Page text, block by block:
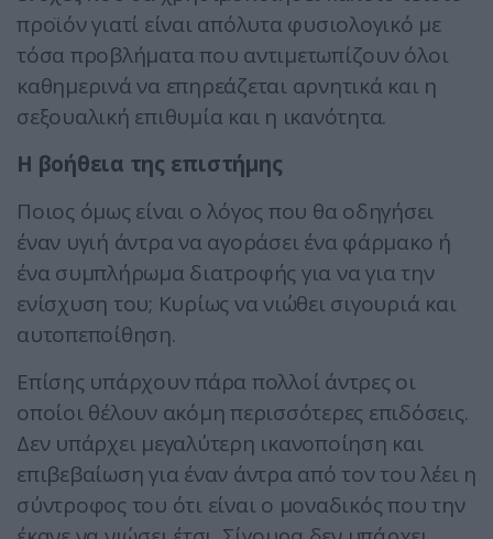
προϊόν γιατί είναι απόλυτα φυσιολογικό με
τόσα προβλήματα που αντιμετωπίζουν όλοι
καθημερινά να επηρεάζεται αρνητικά και η
σεξουαλική επιθυμία και η ικανότητα.
Η βοήθεια της επιστήμης
Ποιος όμως είναι ο λόγος που θα οδηγήσει
έναν υγιή άντρα να αγοράσει ένα φάρμακο ή
ένα συμπλήρωμα διατροφής για να για την
ενίσχυση του; Κυρίως να νιώθει σιγουριά και
αυτοπεποίθηση.
Επίσης υπάρχουν πάρα πολλοί άντρες οι
οποίοι θέλουν ακόμη περισσότερες επιδόσεις.
Δεν υπάρχει μεγαλύτερη ικανοποίηση και
επιβεβαίωση για έναν άντρα από τον του λέει η
σύντροφος του ότι είναι ο μοναδικός που την